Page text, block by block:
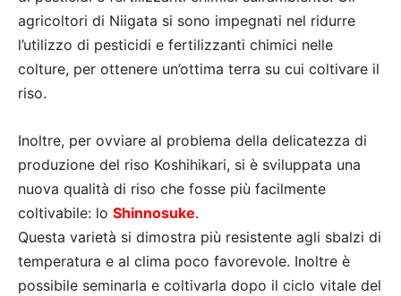
agricoltori di Niigata si sono impegnati nel ridurre
l’utilizzo di pesticidi e fertilizzanti chimici nelle
colture, per ottenere un’ottima terra su cui coltivare il
riso.
Inoltre, per ovviare al problema della delicatezza di
produzione del riso Koshihikari, si è sviluppata una
nuova qualità di riso che fosse più facilmente
coltivabile: lo Shinnosuke.
Questa varietà si dimostra più resistente agli sbalzi di
temperatura e al clima poco favorevole. Inoltre è
possibile seminarla e coltivarla dopo il ciclo vitale del